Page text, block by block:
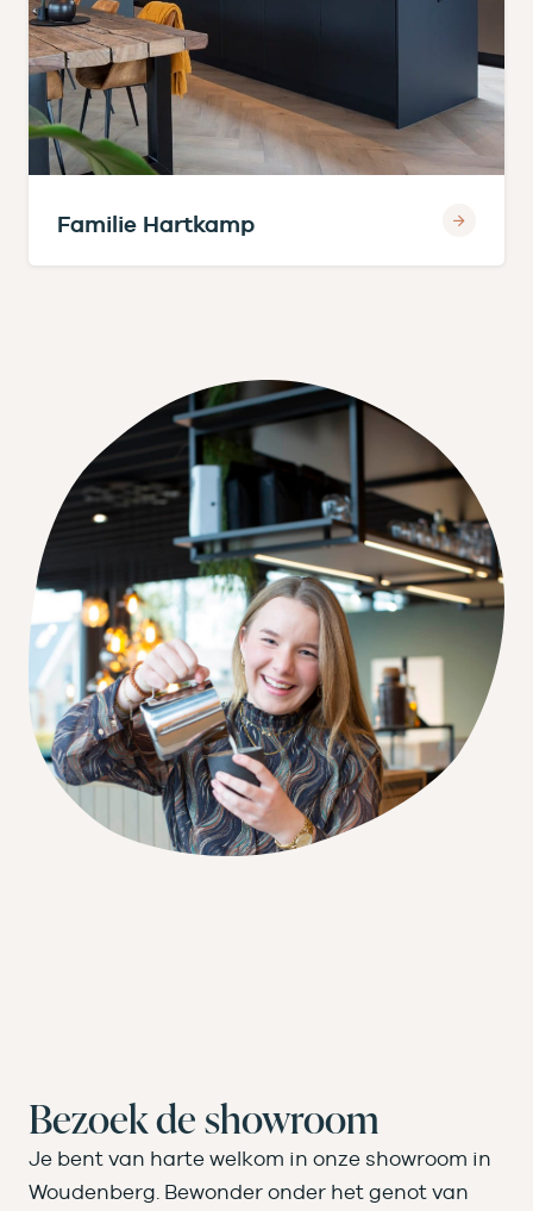
Familie Hartkamp
Bezoek de showroom
Je bent van harte welkom in onze showroom in
Woudenberg. Bewonder onder het genot van